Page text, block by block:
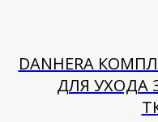
DANHERA
ДЛЯ УХОДА